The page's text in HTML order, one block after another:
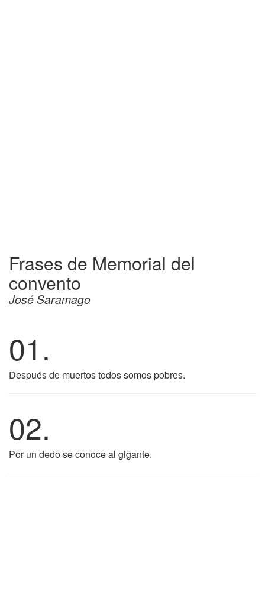
Frases de Memorial del
convento
José Saramago
01.
Después de muertos todos somos pobres.
02.
Por un dedo se conoce al gigante.